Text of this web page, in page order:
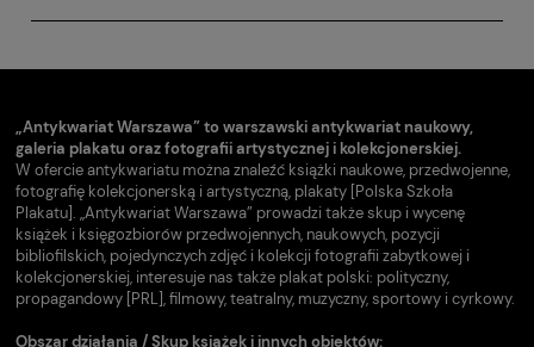
„Antykwariat Warszawa” to warszawski antykwariat naukowy,
galeria plakatu oraz fotografii artystycznej i kolekcjonerskiej.
W ofercie antykwariatu można znaleźć książki naukowe, przedwojenne,
fotografię kolekcjonerską i artystyczną, plakaty [Polska Szkoła
Plakatu]. „Antykwariat Warszawa” prowadzi także skup i wycenę
książek i księgozbiorów przedwojennych, naukowych, pozycji
bibliofilskich, pojedynczych zdjęć i kolekcji fotografii zabytkowej i
kolekcjonerskiej, interesuje nas także plakat polski: polityczny,
propagandowy [PRL], filmowy, teatralny, muzyczny, sportowy i cyrkowy.
Obszar działania / Skup książek i innych obiektów: